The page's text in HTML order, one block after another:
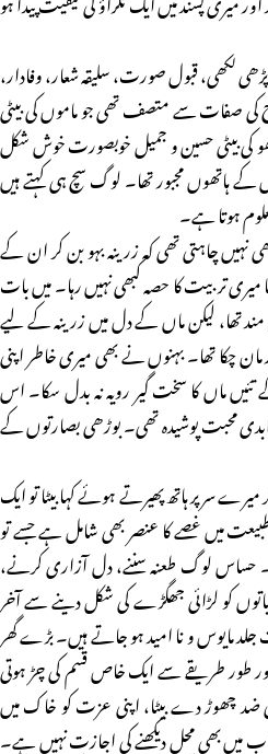
لکھی، قبول صورت، سلیقہ شعار، وفادار،
کی صفات سے متصف تھی جو ماموں کی بیٹی
کی بیٹی حسین و جمیل خوبصورت خوش شکل
کے ہاتھوں مجبور تھا۔ لوگ سچ ہی کہتے ہیں
ہوتا ہے۔
چاہتی تھی کہ زرینہ بہو بن کر ان کے
تربیت کا حصہ کبھی نہیں رہا۔ میں بات
تھا، لیکن ماں کے دل میں زرینہ کے لیے
چکا تھا۔ بہنوں نے بھی میری خاطر اپنی
ماں کا سخت گیر رویہ نہ بدل سکا۔ اس
ابدی محبت پوشیدہ تھی۔ بوڑھی بصارتوں کے
سر پر ہاتھ پھیرتے ہوئے کہا بیٹا تو ایک
میں غصے کا عنصر بھی شامل ہے جسے تو
حساس لوگ طعنہ سننے، دل آزاری کرنے،
کو لڑائی جھگڑے کی شکل دینے سے آخر
مایوس و نا امید ہو جاتے ہیں۔ بڑے گھر
طور طریقے سے ایک خاص قسم کی چڑ ہوتی
ضد چھوڑ دے بیٹا، اپنی عزت کو خاک میں
میں بھی محل دیکھنے کی اجازت نہیں ہے۔